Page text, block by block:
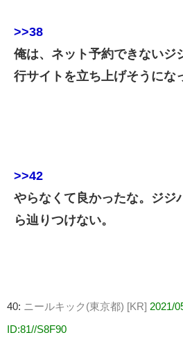
>>38
俺は、ネット予約できないジ
行サイトを立ち上げそうにな
>>42
やらなくて良かったな。ジジ
ら辿りつけない。
40: ニールキック(東京都) [KR] 2021/
ID:81//S8F90